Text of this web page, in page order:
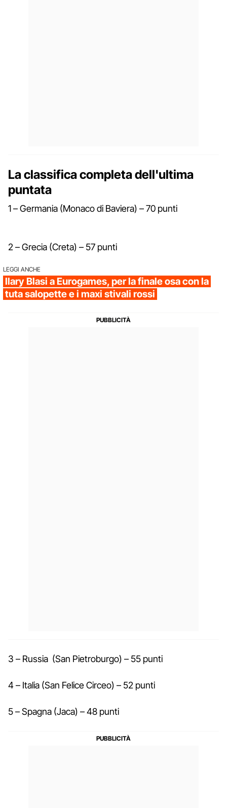
La classifica completa dell'ultima
puntata
1 – Germania (Monaco di Baviera) – 70 punti
2 – Grecia (Creta) – 57 punti
LEGGI ANCHE
Ilary Blasi a Eurogames, per la finale osa con la
tuta salopette e i maxi stivali rossi
3 – Russia (San Pietroburgo) – 55 punti
4 – Italia (San Felice Circeo) – 52 punti
5 – Spagna (Jaca) – 48 punti